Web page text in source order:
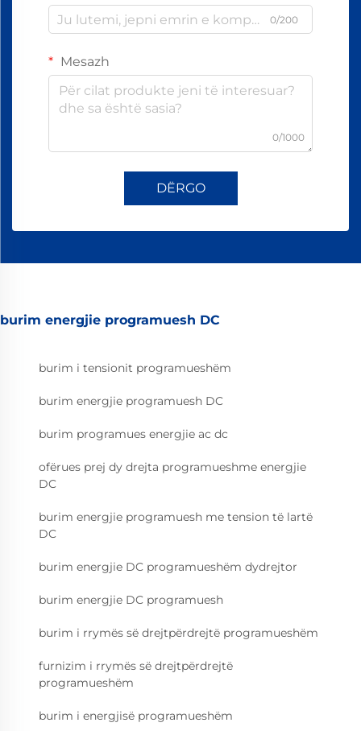
0/200
Mesazh
0/1000
DËRGO
burim energjie programuesh DC
burim i tensionit programueshëm
burim energjie programuesh DC
burim programues energjie ac dc
ofërues prej dy drejta programueshme energjie
DC
burim energjie programuesh me tension të lartë
DC
burim energjie DC programueshëm dydrejtor
burim energjie DC programuesh
burim i rrymës së drejtpërdrejtë programueshëm
furnizim i rrymës së drejtpërdrejtë
programueshëm
burim i energjisë programueshëm